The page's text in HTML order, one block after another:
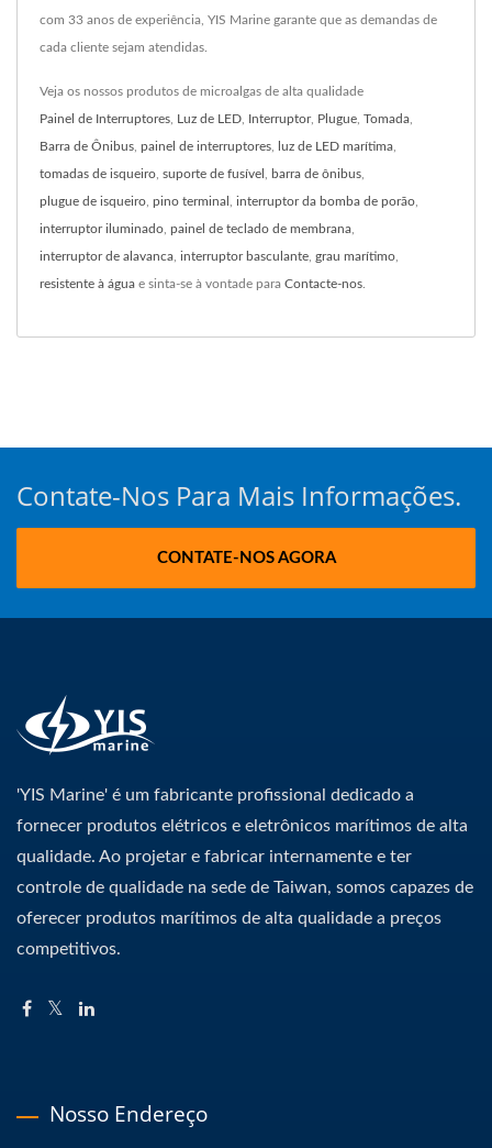
com 33 anos de experiência, YIS Marine garante que as demandas de
cada cliente sejam atendidas.
Veja os nossos produtos de microalgas de alta qualidade
Painel de Interruptores Luz de LED Interruptor, Plugue Tomada
Barra de Ônibus painel de interruptores luz de LED marítima
tomadas de isqueiro suporte de fusível barra de ônibus
plugue de isqueiro pino terminal interruptor da bomba de porão
interruptor iluminado painel de teclado de membrana
interruptor de alavanca interruptor basculante grau marítimo
resistente à água e sinta-se à vontade para Contacte-nos
Contate-Nos Para Mais Informações.
CONTATE-NOS AGORA
'YIS Marine' é um fabricante profissional dedicado a
fornecer produtos elétricos e eletrônicos marítimos de alta
qualidade. Ao projetar e fabricar internamente e ter
controle de qualidade na sede de Taiwan, somos capazes de
oferecer produtos marítimos de alta qualidade a preços
competitivos.
Nosso Endereço